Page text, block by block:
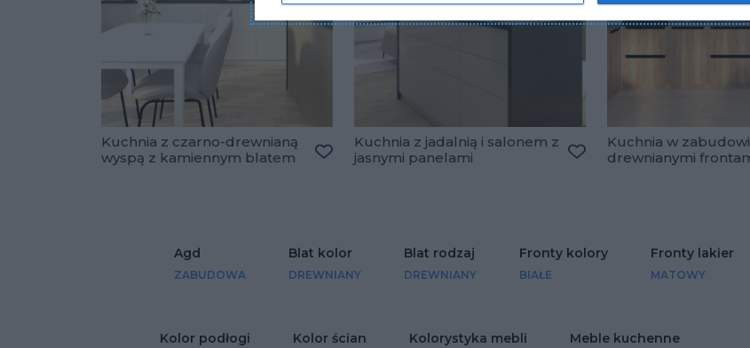
Kuchnia z czarno-drewnianą
wyspą z kamiennym blatem
Kuchnia z jadalnią i salonem z
jasnymi panelami
Kuchnia w
drewnianymi
Agd
ZABUDOWA
Blat kolor
DREWNIANY
Blat rodzaj
DREWNIANY
Fronty kolory
BIAŁE
Fronty lakier
MATOWY
Kolor podłogi Kolor ścian Kolorystyka mebli Meble kuchenne